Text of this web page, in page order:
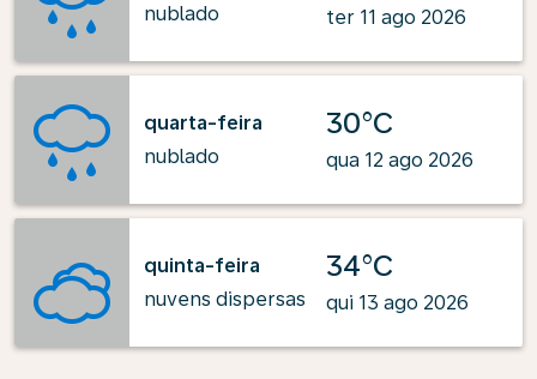
nublado
ter 11 ago 2026
quarta-feira
nublado
30°C
qua 12 ago 2026
quinta-feira
nuvens dispersas
34°C
qui 13 ago 2026